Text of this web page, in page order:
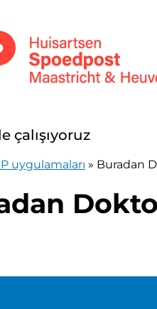
çalışıyoruz
uygulamaları » Buradan